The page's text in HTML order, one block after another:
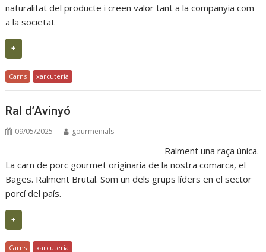
naturalitat del producte i creen valor tant a la companyia com
a la societat
+
Carns xarcuteria
Ral d’Avinyó
09/05/2025 gourmenials
Ralment una raça única.
La carn de porc gourmet originaria de la nostra comarca, el
Bages. Ralment Brutal. Som un dels grups líders en el sector
porcí del país.
+
Carns xarcuteria